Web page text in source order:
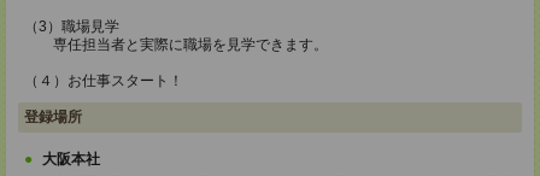
（3）職場見学
専任担当者と実際に職場を見学できます。
（４）お仕事スタート！
登録場所
大阪本社